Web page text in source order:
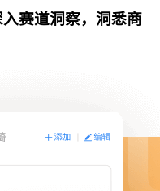
赛道洞察，洞悉商